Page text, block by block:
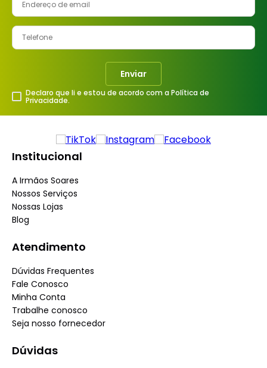
Enviar
Declaro que li e estou de acordo com a Política de
Privacidade.
Institucional
A Irmãos Soares
Nossos Serviços
Nossas Lojas
Blog
Atendimento
Dúvidas Frequentes
Fale Conosco
Minha Conta
Trabalhe conosco
Seja nosso fornecedor
Dúvidas